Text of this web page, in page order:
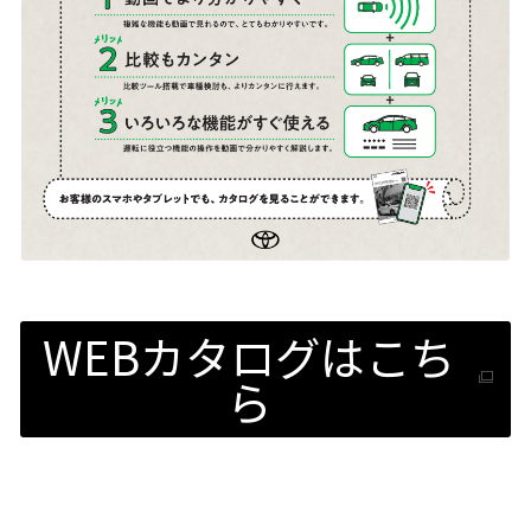
WEBカタログはこち
ら